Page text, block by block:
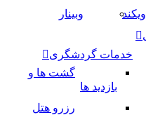
وبینار
خدمات گردشگری
گشت ها و
بازدید ها
رزرو هتل